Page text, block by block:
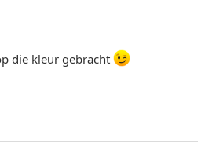
die kleur gebracht